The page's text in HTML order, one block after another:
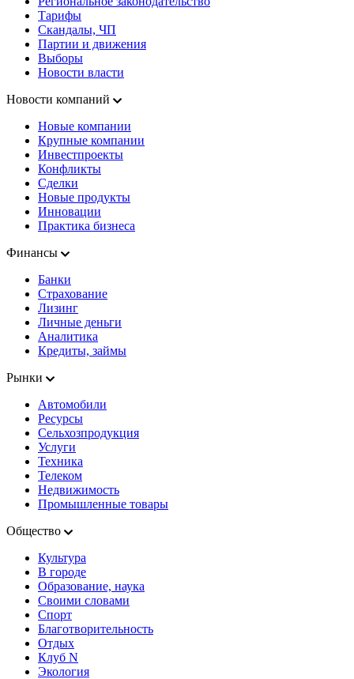
Тарифы
Скандалы, ЧП
Партии и движения
Выборы
Новости власти
Новости компаний
Новые компании
Крупные компании
Инвестпроекты
Конфликты
Сделки
Новые продукты
Инновации
Практика бизнеса
Финансы
Банки
Страхование
Лизинг
Личные деньги
Аналитика
Кредиты, займы
Рынки
Автомобили
Ресурсы
Сельхозпродукция
Услуги
Техника
Телеком
Недвижимость
Промышленные товары
Общество
Культура
В городе
Образование, наука
Своими словами
Спорт
Благотворительность
Отдых
Клуб N
Экология